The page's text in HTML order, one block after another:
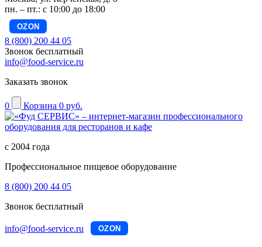
пн. – пт.: с 10:00 до 18:00
OZON
8 (800) 200 44 05
Звонок бесплатный
info@food-service.ru
Заказать звонок
0 Корзина 0 руб.
с 2004 года
Профессиональное пищевое оборудование
8 (800) 200 44 05
Звонок бесплатный
info@food-service.ru OZON